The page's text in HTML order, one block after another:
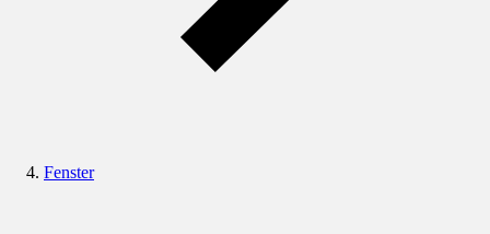
Fenster